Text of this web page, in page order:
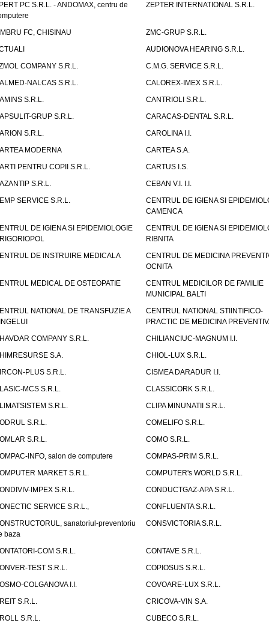
PC S.R.L. - ANDOMAX, centru de
ZEPTER INTERNATIONAL S.R.L.
FC, CHISINAU
ZMC-GRUP S.R.L.
AUDIONOVA HEARING S.R.L.
COMPANY S.R.L.
C.M.G. SERVICE S.R.L.
NALCAS S.R.L.
CALOREX-IMEX S.R.L.
S.R.L.
CANTRIOLI S.R.L.
GRUP S.R.L.
CARACAS-DENTAL S.R.L.
S.R.L.
CAROLINA I.I.
MODERNA
CARTEA S.A.
PENTRU COPII S.R.L.
CARTUS I.S.
S.R.L.
CEBAN V.I. I.I.
SERVICE S.R.L.
CENTRUL DE IGIENA SI
CAMENCA
DE IGIENA SI EPIDEMIOLOGIE
CENTRUL DE IGIENA SI
RIBNITA
DE INSTRUIRE MEDICALA
CENTRUL DE MEDICINA
OCNITA
MEDICAL DE OSTEOPATIE
CENTRUL MEDICILOR DE FAMILIE
MUNICIPAL BALTI
NATIONAL DE TRANSFUZIE A
CENTRUL NATIONAL STIINTIFICO-
PRACTIC DE MEDICINA
COMPANY S.R.L.
CHILIANCIUC-MAGNUM I.I.
S.A.
CHIOL-LUX S.R.L.
PLUS S.R.L.
CISMEA DARADUR I.I.
MCS S.R.L.
CLASSICORK S.R.L.
S.R.L.
CLIPA MINUNATII S.R.L.
S.R.L.
COMELIFO S.R.L.
S.R.L.
COMO S.R.L.
INFO, salon de computere
COMPAS-PRIM S.R.L.
MARKET S.R.L.
COMPUTER's WORLD S.R.L.
IMPEX S.R.L.
CONDUCTGAZ-APA S.R.L.
SERVICE S.R.L.,
CONFLUENTA S.R.L.
sanatoriul-preventoriu
baza
CONSVICTORIA S.R.L.
COM S.R.L.
CONTAVE S.R.L.
TEST S.R.L.
COPIOSUS S.R.L.
COLGANOVA I.I.
COVOARE-LUX S.R.L.
S.R.L.
CRICOVA-VIN S.A.
S.R.L.
CUBECO S.R.L.